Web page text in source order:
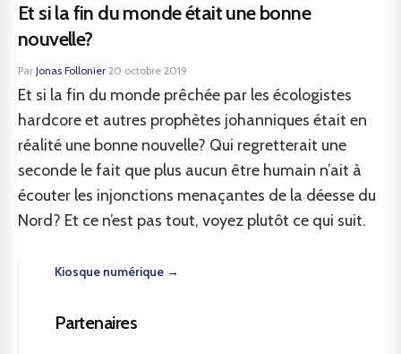
Et si la fin du monde était une bonne
nouvelle?
Par Jonas Follonier·20 octobre 2019
Et si la fin du monde prêchée par les écologistes
hardcore et autres prophètes johanniques était en
réalité une bonne nouvelle? Qui regretterait une
seconde le fait que plus aucun être humain n’ait à
écouter les injonctions menaçantes de la déesse du
Nord? Et ce n’est pas tout, voyez plutôt ce qui suit.
Kiosque numérique →
Partenaires